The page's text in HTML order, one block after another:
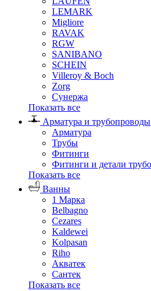
LEMARK
Migliore
RAVAK
RGW
SANIBANO
SCHEIN
Villeroy & Boch
Zorg
Сунержа
Показать все
Арматура и трубопроводы
Арматура
Трубы
Фитинги
Фитинги и детали
Показать все
Ванны
1 Марка
Belbagno
Cezares
Kaldewei
Kolpasan
Riho
Акватек
Сантек
Показать все